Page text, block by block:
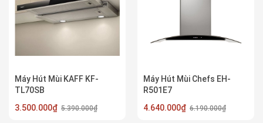
Máy Hút Mùi KAFF KF-
TL70SB
3.500.000₫ 5.390.000₫
Máy Hút Mùi Chefs EH-
R501E7
4.640.000₫ 6.190.000₫